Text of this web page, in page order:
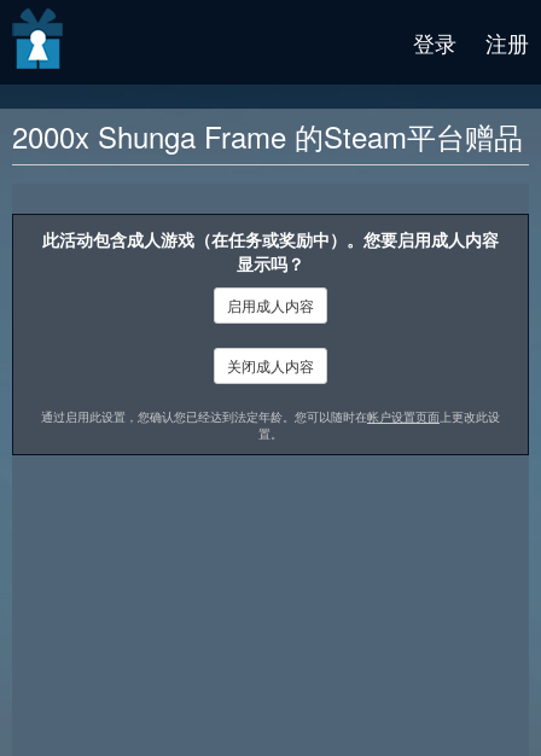
登录 注册
2000x Shunga Frame 的Steam平台赠品
此活动包含成人游戏（在任务或奖励中）。您要启用成人内容
显示吗？
启用成人内容
关闭成人内容
通过启用此设置，您确认您已经达到法定年龄。您可以随时在帐户设置页面 上更改此设
置。
奖励说明